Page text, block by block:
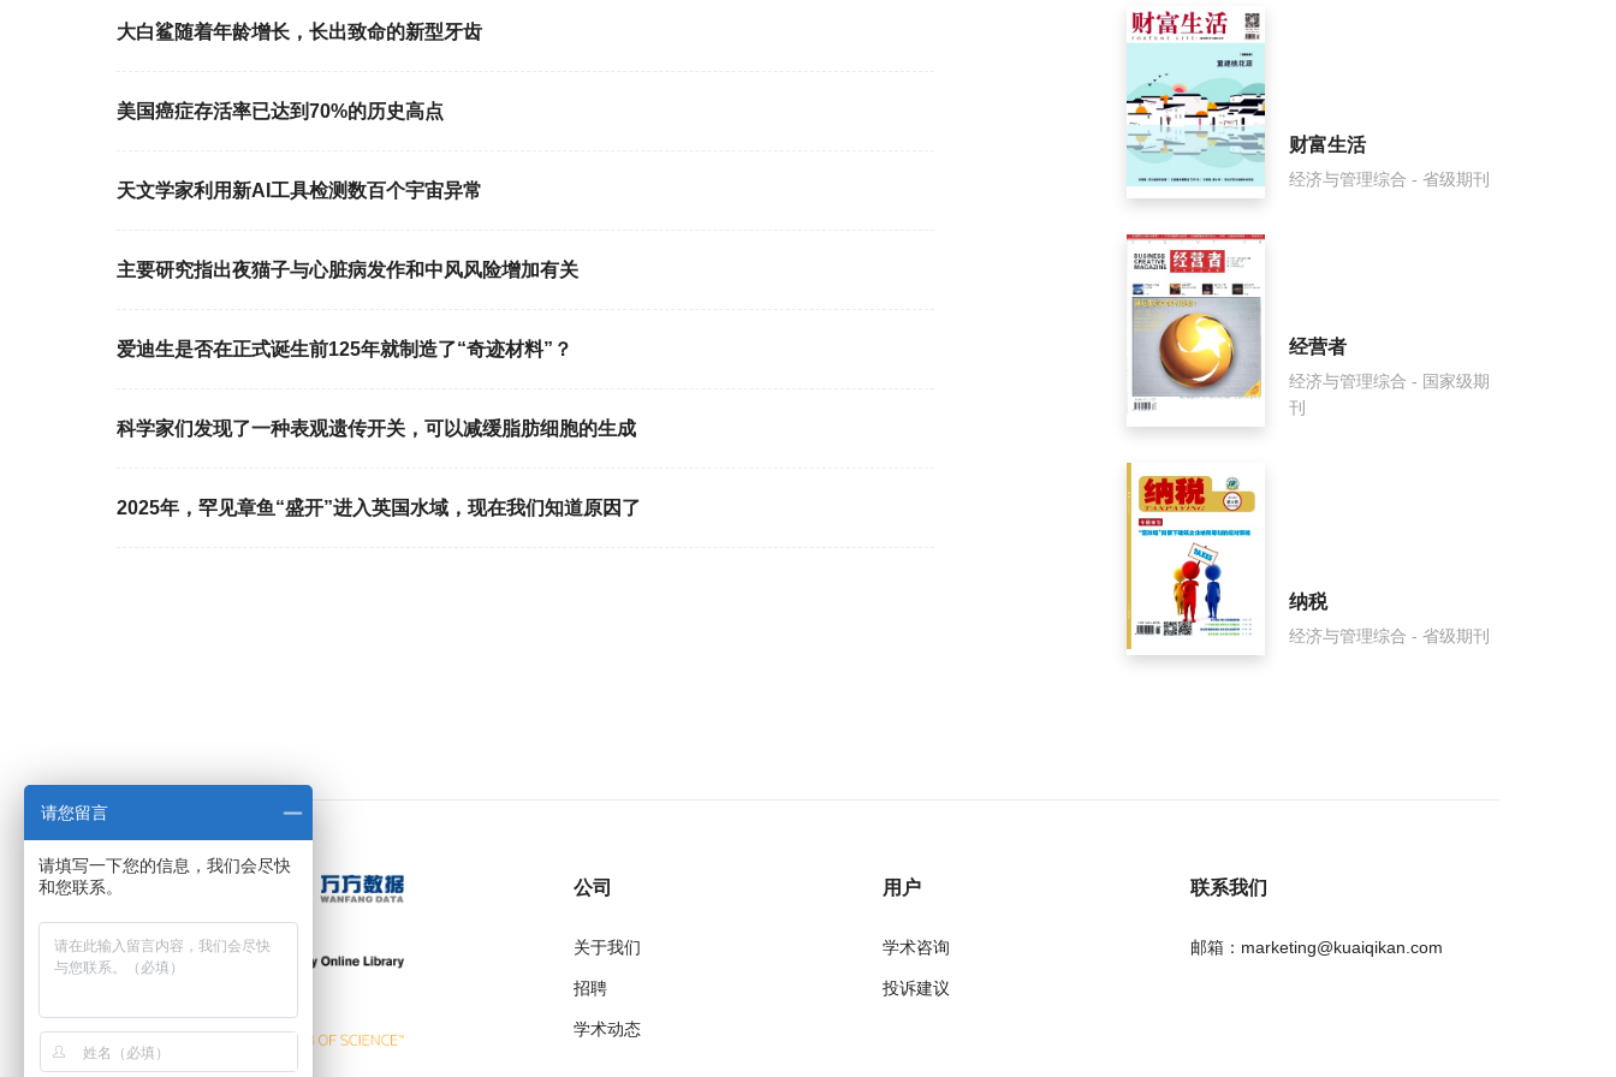
大白鲨随着年龄增长，长出致命的新型牙齿
美国癌症存活率已达到70%的历史高点
天文学家利用新AI工具检测数百个宇宙异常
主要研究指出夜猫子与心脏病发作和中风风险增加有关
爱迪生是否在正式诞生前125年就制造了“奇迹材料”？
科学家们发现了一种表观遗传开关，可以减缓脂肪细胞的生成
2025年，罕见章鱼“盛开”进入英国水域，现在我们知道原因了
财富生活
经济与管理综合 - 省级期刊
经营者
经济与管理综合 - 国家级期
刊
纳税
经济与管理综合 - 省级期刊
公司
关于我们
招聘
学术动态
用户
学术咨询
投诉建议
联系我们
邮箱：marketing@kuaiqikan.com
请您留言
请填写一下您的信息，我们会尽快
和您联系。